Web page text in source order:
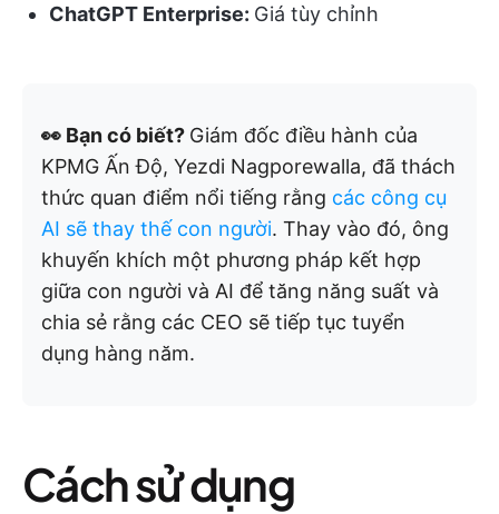
ChatGPT Enterprise: Giá tùy chỉnh
👀 Bạn có biết? Giám đốc điều hành của
KPMG Ấn Độ, Yezdi Nagporewalla, đã thách
thức quan điểm nổi tiếng rằng các công cụ
AI sẽ thay thế con người. Thay vào đó, ông
khuyến khích một phương pháp kết hợp
giữa con người và AI để tăng năng suất và
chia sẻ rằng các CEO sẽ tiếp tục tuyển
dụng hàng năm.
Cách sử dụng